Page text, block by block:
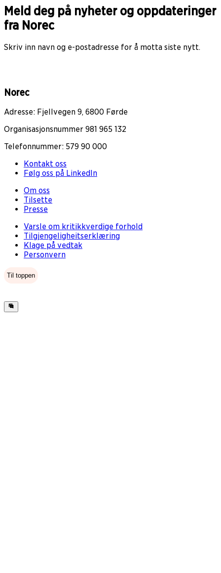
Meld deg på nyheter og oppdateringer
fra Norec
Skriv inn navn og e-postadresse for å motta siste nytt.
Norec
Adresse: Fjellvegen 9, 6800 Førde
Organisasjonsnummer 981 965 132
Telefonnummer: 579 90 000
Kontakt oss
Følg oss på LinkedIn
Om oss
Tilsette
Presse
Varsle om kritikkverdige forhold
Tilgjengeligheitserklæring
Klage på vedtak
Personvern
Til toppen